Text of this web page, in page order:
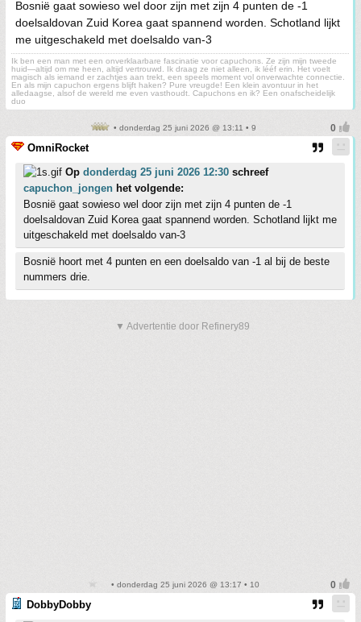
Bosnië gaat sowieso wel door zijn met zijn 4 punten de -1
doelsaldovan Zuid Korea gaat spannend worden. Schotland lijkt
me uitgeschakeld met doelsaldo van-3
Ik ben een man met een onverklaarbare fascinatie voor capuchons. Ze zijn mijn tweede
huid—altijd om me heen, altijd vertrouwd. Ik draag ze niet alleen, ik lééf erin. Het voelt
magisch als iemand er zachtjes aan trekt, een speels moment vol onverwachte connectie.
En als mijn capuchon ergens blijft haken? Pure vreugde! Een klein avontuur in het
alledaagse, alsof de wereld me even vasthoudt. Capuchons en ik? Een onafscheidelijk
duo
• donderdag 25 juni 2026 @ 13:11 • 9
OmniRocket
Op donderdag 25 juni 2026 12:30 schreef
capuchon_jongen het volgende:
Bosnië gaat sowieso wel door zijn met zijn 4 punten de -1
doelsaldovan Zuid Korea gaat spannend worden. Schotland lijkt me
uitgeschakeld met doelsaldo van-3
Bosnië hoort met 4 punten en een doelsaldo van -1 al bij de beste
nummers drie.
▼ Advertentie door Refinery89
• donderdag 25 juni 2026 @ 13:17 • 10
DobbyDobby